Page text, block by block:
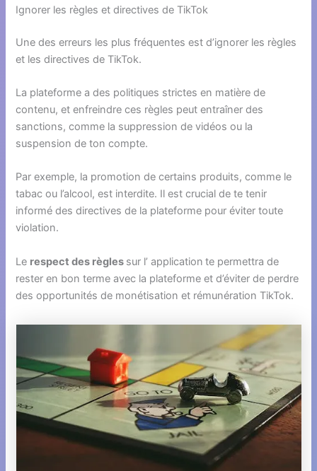
Ignorer les règles et directives de TikTok
Une des erreurs les plus fréquentes est d’ignorer les règles
et les directives de TikTok.
La plateforme a des politiques strictes en matière de
contenu, et enfreindre ces règles peut entraîner des
sanctions, comme la suppression de vidéos ou la
suspension de ton compte.
Par exemple, la promotion de certains produits, comme le
tabac ou l’alcool, est interdite. Il est crucial de te tenir
informé des directives de la plateforme pour éviter toute
violation.
Le respect des règles sur l’ application te permettra de
rester en bon terme avec la plateforme et d’éviter de perdre
des opportunités de monétisation et rémunération TikTok.